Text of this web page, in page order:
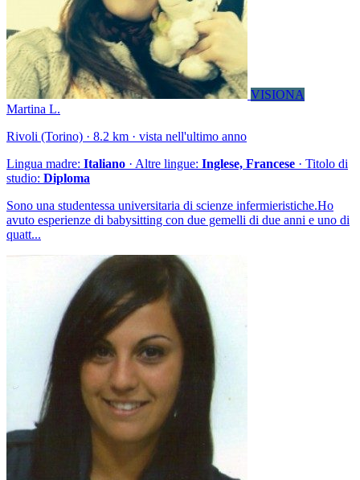
VISIONA
Martina L.
Rivoli (Torino) · 8.2 km · vista nell'ultimo anno
Lingua madre: Italiano · Altre lingue: Inglese, Francese · Titolo di
studio: Diploma
Sono una studentessa universitaria di scienze infermieristiche.Ho
avuto esperienze di babysitting con due gemelli di due anni e uno di
quatt...